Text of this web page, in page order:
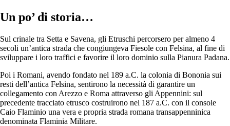
Un po’ di storia…
Sul crinale tra Setta e Savena, gli Etruschi percorsero per almeno 4
secoli un’antica strada che congiungeva Fiesole con Felsina, al fine di
sviluppare i loro traffici e favorire il loro dominio sulla Pianura Padana.
Poi i Romani, avendo fondato nel 189 a.C. la colonia di Bononia sui
resti dell’antica Felsina, sentirono la necessità di garantire un
collegamento con Arezzo e Roma attraverso gli Appennini: sul
precedente tracciato etrusco costruirono nel 187 a.C. con il console
Caio Flaminio una vera e propria strada romana transappenninica
denominata Flaminia Militare.